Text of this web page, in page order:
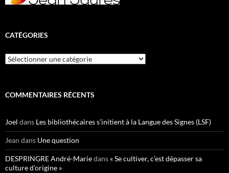
CATÉGORIES
Catégories
COMMENTAIRES RÉCENTS
Joel dans Les bibliothécaires s’initient à la Langue des Signes (LSF)
Jean dans Une question
DESPRINGRE André-Mariedans « Se cultiver, c’est dépasser sa
culture d’origine »